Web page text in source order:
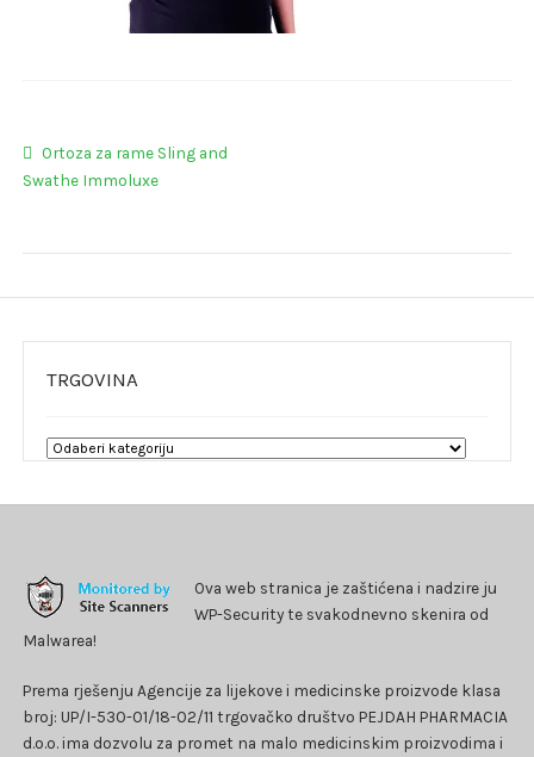
Navigacija
objava
Prethodna
objava:
Ortoza za rame Sling and
Swathe Immoluxe
TRGOVINA
Ova web stranica je zaštićena i nadzire ju
WP-Security te svakodnevno skenira od
Malwarea!
Prema rješenju Agencije za lijekove i medicinske proizvode klasa
broj: UP/I-530-01/18-02/11 trgovačko društvo PEJDAH PHARMACIA
d.o.o. ima dozvolu za promet na malo medicinskim proizvodima i